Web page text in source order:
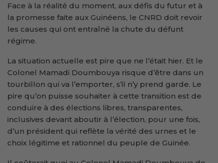
Face à la réalité du moment, aux défis du futur et à
la promesse faite aux Guinéens, le CNRD doit revoir
les causes qui ont entraîné la chute du défunt
régime.
La situation actuelle est pire que ne l’était hier. Et le
Colonel Mamadi Doumbouya risque d’être dans un
tourbillon qui va l’emporter, s’il n’y prend garde. Le
pire qu’on puisse souhaiter à cette transition est de
conduire à des élections libres, transparentes,
inclusives devant aboutir à l’élection, pour une fois,
d’un président qui reflète la vérité des urnes et le
choix légitime et rationnel du peuple de Guinée.